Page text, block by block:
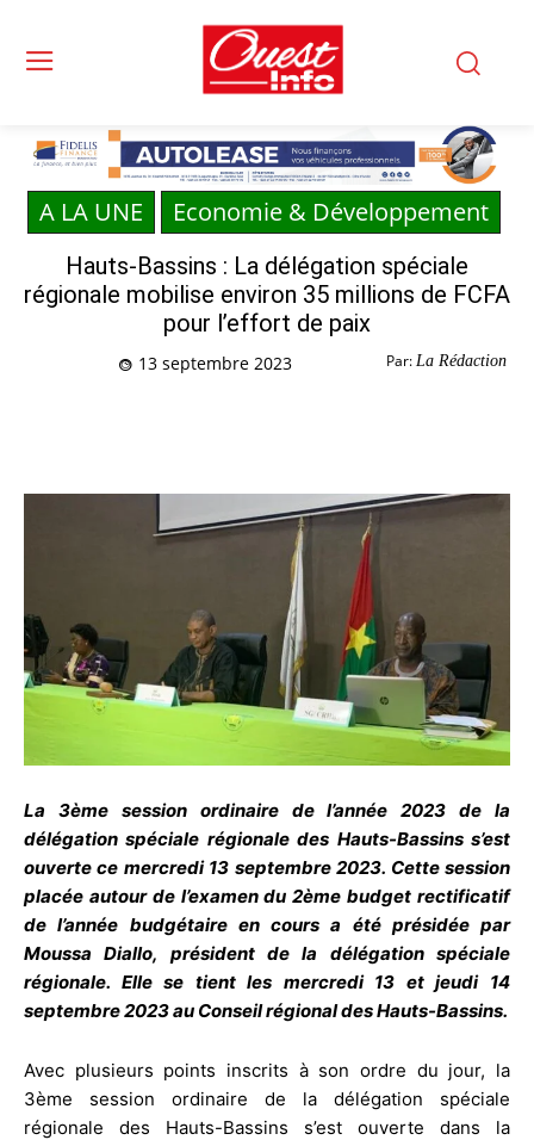
A LA UNE Economie & Développement
Hauts-Bassins : La délégation spéciale
régionale mobilise environ 35 millions de FCFA
pour l’effort de paix
Par: La Rédaction
13 septembre 2023
La 3ème session ordinaire de l’année 2023 de la
délégation spéciale régionale des Hauts-Bassins s’est
ouverte ce mercredi 13 septembre 2023. Cette session
placée autour de l’examen du 2ème budget rectificatif
de l’année budgétaire en cours a été présidée par
Moussa Diallo, président de la délégation spéciale
régionale. Elle se tient les mercredi 13 et jeudi 14
septembre 2023 au Conseil régional des Hauts-Bassins.
Avec plusieurs points inscrits à son ordre du jour, la
3ème session ordinaire de la délégation spéciale
régionale des Hauts-Bassins s’est ouverte dans la